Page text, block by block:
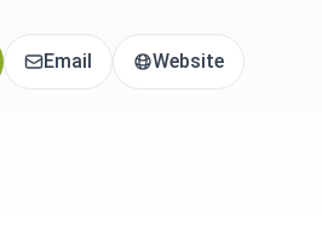
Email Website